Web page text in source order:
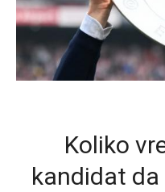
Koliko
kandidat